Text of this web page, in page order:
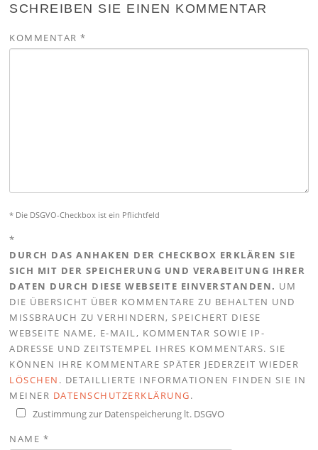
SCHREIBEN SIE EINEN KOMMENTAR
KOMMENTAR*
* Die DSGVO-Checkbox ist ein Pflichtfeld
*
DURCH DAS ANHAKEN DER CHECKBOX ERKLÄREN SIE
SICH MIT DER SPEICHERUNG UND VERABEITUNG IHRER
DATEN DURCH DIESE WEBSEITE EINVERSTANDEN. UM
DIE ÜBERSICHT ÜBER KOMMENTARE ZU BEHALTEN UND
MISSBRAUCH ZU VERHINDERN, SPEICHERT DIESE
WEBSEITE NAME, E-MAIL, KOMMENTAR SOWIE IP-
ADRESSE UND ZEITSTEMPEL IHRES KOMMENTARS. SIE
KÖNNEN IHRE KOMMENTARE SPÄTER JEDERZEIT WIEDER
LÖSCHEN . DETAILLIERTE INFORMATIONEN FINDEN SIE IN
MEINER DATENSCHUTZERKLÄRUNG.
Zustimmung zur Datenspeicherung lt. DSGVO
NAME *